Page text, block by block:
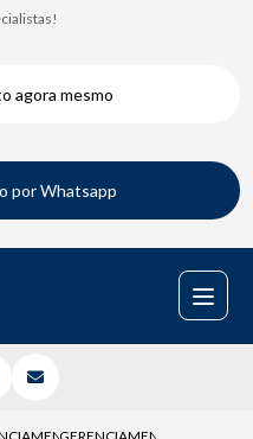
agora mesmo
por Whatsapp